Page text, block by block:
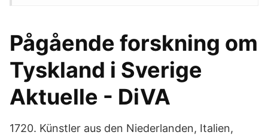
Pågående forskning om
Tyskland i Sverige
Aktuelle - DiVA
1720. Künstler aus den Niederlanden, Italien,